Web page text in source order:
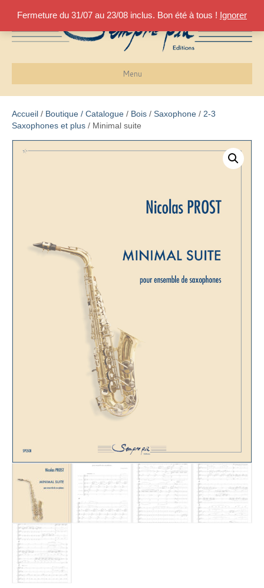
Fermeture du 31/07 au 23/08 inclus. Bon été à tous ! Ignorer
Menu
Accueil / Boutique / Catalogue / Bois / Saxophone / 2-3
Saxophones et plus / Minimal suite